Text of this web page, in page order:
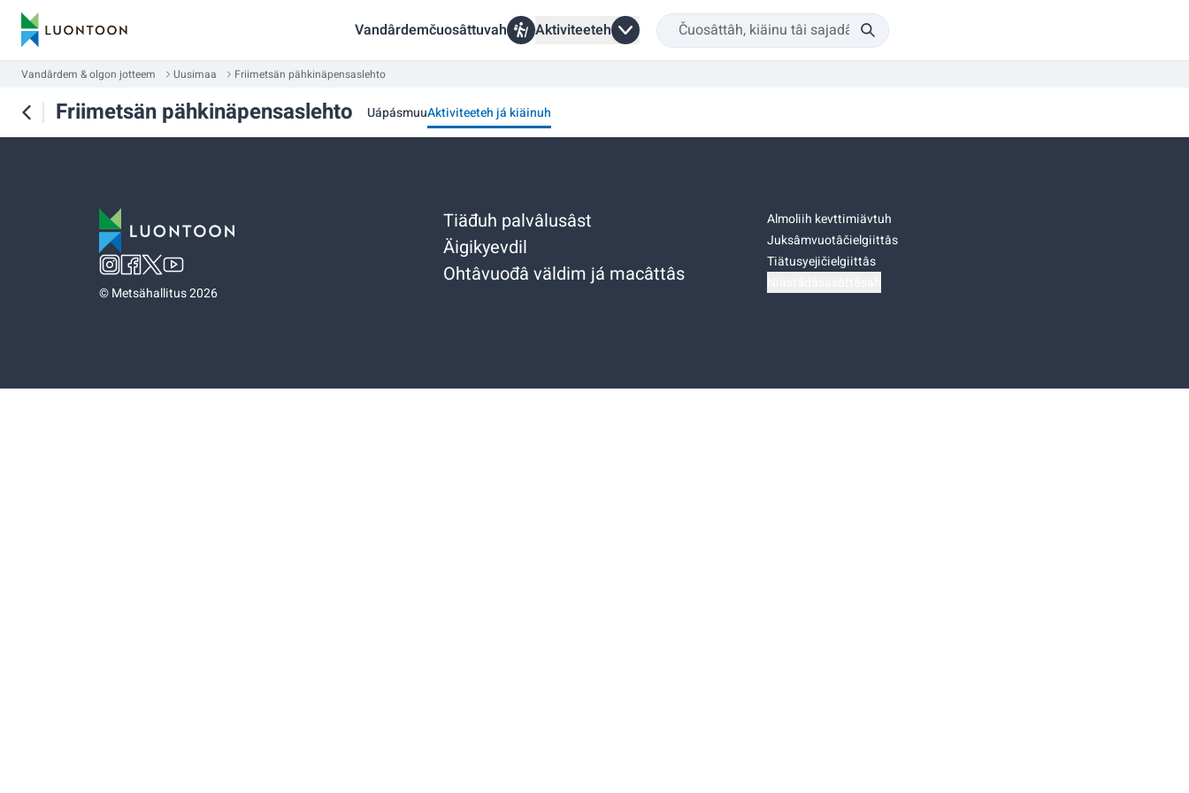
Vandârdemčuosâttuvah Aktiviteeteh
Vandârdem & olgon jotteem Uusimaa Friimetsän pähkinäpensaslehto
Friimetsän pähkinäpensaslehto UápásmuuAktiviteeteh já kiäinuh
©Metsähallitus 2026
Tiäđuh palvâlusâst
Äigikyevdil
Ohtâvuođâ väldim já macâttâs
Almoliih kevttimiävtuh
Juksâmvuotâčielgiittâs
Tiätusyejičielgiittâs